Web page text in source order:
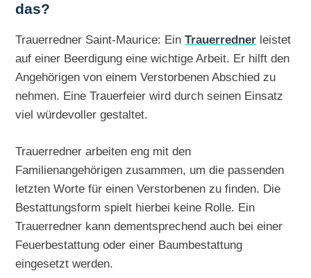
das?
Trauerredner Saint-Maurice: EinTrauerredner leistet
auf einer Beerdigung eine wichtige Arbeit. Er hilft den
Angehörigen von einem Verstorbenen Abschied zu
nehmen. Eine Trauerfeier wird durch seinen Einsatz
viel würdevoller gestaltet.
Trauerredner arbeiten eng mit den
Familienangehörigen zusammen, um die passenden
letzten Worte für einen Verstorbenen zu finden. Die
Bestattungsform spielt hierbei keine Rolle. Ein
Trauerredner kann dementsprechend auch bei einer
Feuerbestattung oder einer Baumbestattung
eingesetzt werden.